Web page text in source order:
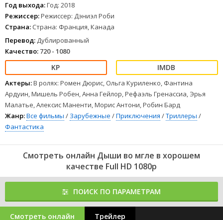
Год выхода:Год: 2018
Режиссер:Режиссер: Дэниэл Роби
Страна: Страна: Франция, Канада
Перевод: Дублированный
Качество: 720 - 1080
Актеры:В ролях: Ромен Дюрис, Ольга Куриленко, Фантина
Ардуин, Мишель Робен, Анна Гейлор, Рефаэль Гренассиа, Эрья
Малатье, Алексис Маненти, Морис Антони, Робин Бард
Жанр:Все фильмы / Зарубежные /Приключения /Триллеры /
Фантастика
Смотреть онлайн Дыши во мгле в хорошем
качестве Full HD 1080p
ПОИСК ПО ПАРАМЕТРАМ
Смотреть онлайн Трейлер